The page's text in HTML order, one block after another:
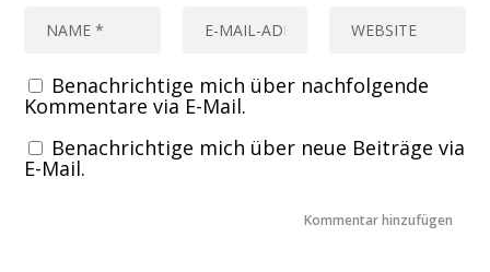
Benachrichtige mich über nachfolgende
Kommentare via E-Mail.
Benachrichtige mich über neue Beiträge via
E-Mail.